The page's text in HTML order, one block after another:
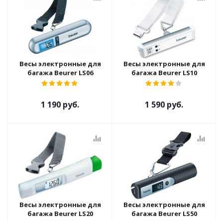
Весы электронные для
багажа Beurer LS06
1 190 руб.
Весы электронные для
багажа Beurer LS10
1 590 руб.
Весы электронные для
багажа Beurer LS20
Весы электронные для
багажа Beurer LS50